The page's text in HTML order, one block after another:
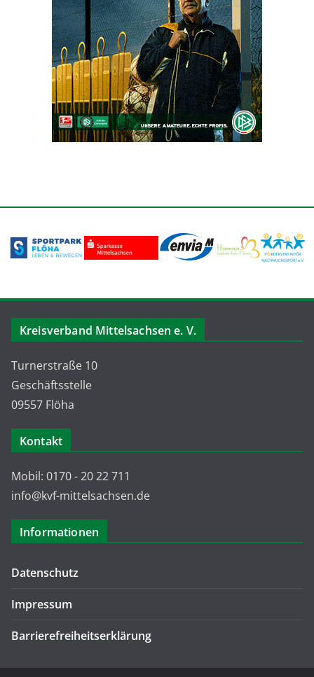
Kreisverband Mittelsachsen e. V.
Turnerstraße 10
Geschäftsstelle
09557 Flöha
Kontakt
Mobil: 0170 - 20 22 711
info@kvf-mittelsachsen.de
Informationen
Datenschutz
Impressum
Barrierefreiheitserklärung